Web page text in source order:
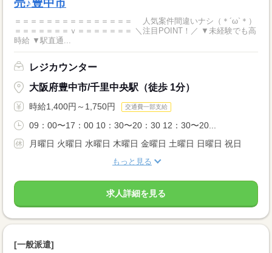
売♪豊中市
＝＝＝＝＝＝＝＝＝＝＝＝＝＝＝ 人気案件間違いナシ（＊´ω`＊）
＝＝＝＝＝＝＝ｖ＝＝＝＝＝＝＝ ＼注目POINT！／ ▼未経験でも高
時給 ▼駅直通...
レジカウンター
大阪府豊中市/千里中央駅（徒歩 1分）
時給1,400円～1,750円 交通費一部支給
09：00〜17：00 10：30〜20：30 12：30〜20...
月曜日 火曜日 水曜日 木曜日 金曜日 土曜日 日曜日 祝日
もっと見る
求人詳細を見る
[一般派遣]